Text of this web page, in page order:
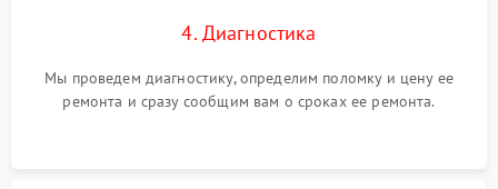
4. Диагностика
Мы проведем диагностику, определим поломку и цену ее
ремонта и сразу сообщим вам о сроках ее ремонта.